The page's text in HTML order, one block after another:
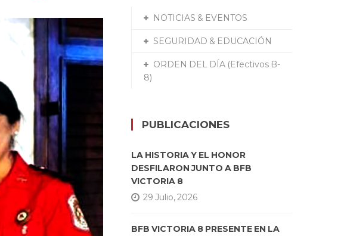
NOTICIAS & EVENTOS
SEGURIDAD & EDUCACIÓN
ORDEN DEL DÍA (Efectivos B-
8)
PUBLICACIONES
LA HISTORIA Y EL HONOR
DESFILARON JUNTO A BFB
VICTORIA 8
29 Julio, 2026
BFB VICTORIA 8 PRESENTE EN LA